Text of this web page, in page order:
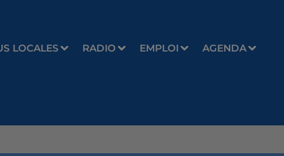
LOCALES RADIO EMPLOI AGENDA